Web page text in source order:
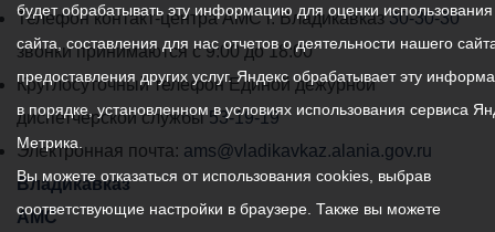
работы
администрации
местного
самоуправления
города
Владикавказ:
Телефон контакт-центра АМС г. Владикавказ30-30-30
звонки принимаются с 9:00 до 18:00
Круглосуточный телефон Единой дежурной
диспетчерской службы53-19-19
Электронная почта: ams@vladikavkaz.alania.gov.ru
Владикавказ
АМС
будет обрабатывать эту информацию для оценки
сайта, составления для нас отчетов о деятельности нашего
предоставления других услуг. Яндекс обрабатывает эту
в порядке, установленном в условиях использования сервиса
Метрика.
Вы можете отказаться от использования cookies, выбрав
соответствующие настройки в браузере. Также вы можете